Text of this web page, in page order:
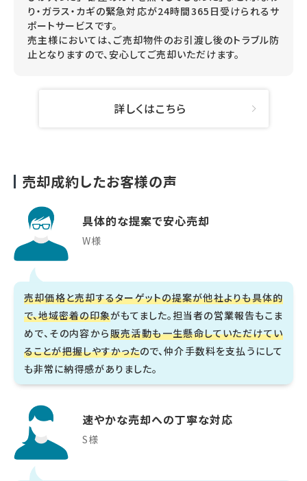
り・ガラス・カギの緊急対応が24時間365日受けられるサ
ポートサービスです。
売主様においては、ご売却物件のお引渡し後のトラブル防
止となりますので、安心してご売却いただけます。
詳しくはこちら
売却成約したお客様の声
具体的な提案で安心売却
W様
売却価格と売却するターゲットの提案が他社よりも具体的
で、地域密着の印象がもてました。担当者の営業報告もこま
めで、その内容から販売活動も一生懸命していただけてい
ることが把握しやすかったので、仲介手数料を支払うにして
も非常に納得感がありました。
速やかな売却への丁寧な対応
S様